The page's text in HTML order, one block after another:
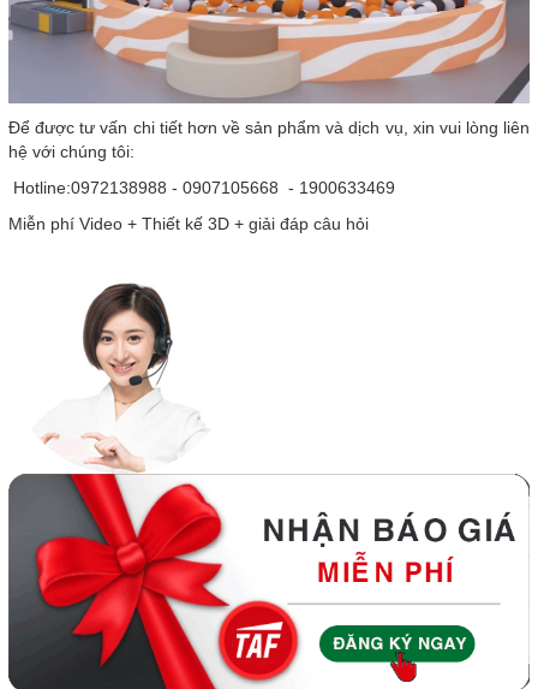
Để được tư vấn chi tiết hơn về sản phẩm và dịch vụ, xin vui lòng liên
hệ với chúng tôi:
Hotline:0972138988 - 0907105668 - 1900633469
Miễn phí Video + Thiết kế 3D + giải đáp câu hỏi